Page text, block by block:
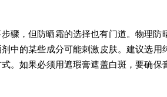
骤，但防晒霜的选择也有门道。物理防
中的某些成分可能刺激皮肤。建议选用
。如果必须用遮瑕膏遮盖白斑，要确保